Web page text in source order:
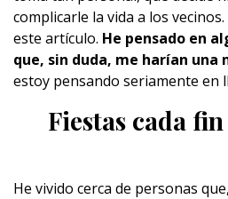
complicarle la vida a los
este artículo. He pensado en
que, sin duda, me harían una
estoy pensando seriamente en
Fiestas cada
He vivido cerca de personas